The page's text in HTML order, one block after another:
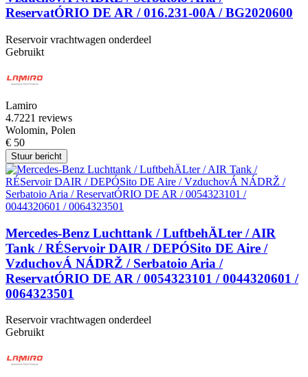
ReservatÓRIO DE AR / 016.231-00A / BG2020600
Reservoir vrachtwagen onderdeel
Gebruikt
Lamiro
4.7221 reviews
Wolomin, Polen
€ 50
Stuur bericht
Mercedes-Benz Luchttank / LuftbehÄLter / AIR
Tank / RÉServoir DAIR / DEPÓSito DE Aire /
VzduchovÁ NÁDRŽ / Serbatoio Aria /
ReservatÓRIO DE AR / 0054323101 / 0044320601 /
0064323501
Reservoir vrachtwagen onderdeel
Gebruikt